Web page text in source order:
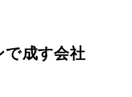
で成す会社